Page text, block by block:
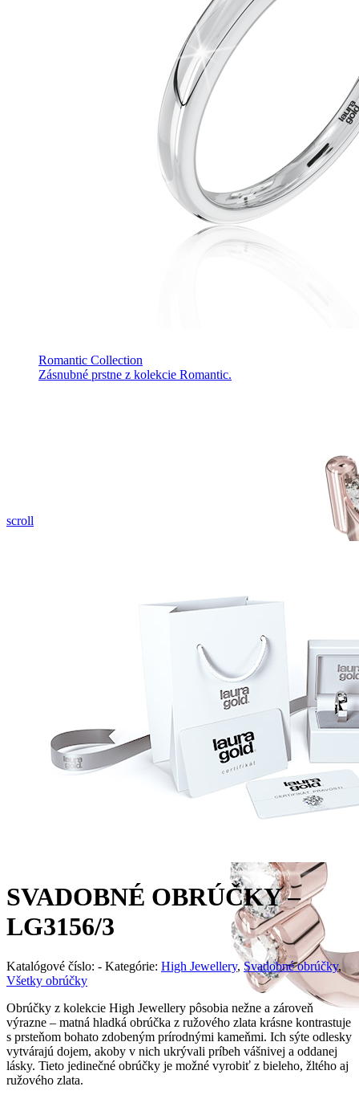
Romantic Collection
Zásnubné prstne z kolekcie Romantic.
scroll
SVADOBNÉ OBRÚČKY –
LG3156/3
Katalógové číslo: - Kategórie: High Jewellery, Svadobné obrúčky,
Všetky obrúčky
Obrúčky z kolekcie High Jewellery pôsobia nežne a zároveň
výrazne – matná hladká obrúčka z ružového zlata krásne kontrastuje
s prsteňom bohato zdobeným prírodnými kameňmi. Ich sýte odlesky
vytvárajú dojem, akoby v nich ukrývali príbeh vášnivej a oddanej
lásky. Tieto jedinečné obrúčky je možné vyrobiť z bieleho, žltého aj
ružového zlata.